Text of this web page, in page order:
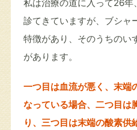
私は治療の道に入って26
診てきていますが、ブシャ
特徴があり、そのうちのい
があります。
一つ目は血流が悪く、末端
なっている場合、二つ目は
り、三つ目は末端の酸素供